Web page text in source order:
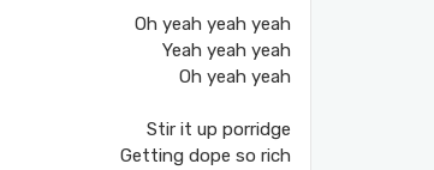
Oh yeah yeah yeah
Yeah yeah yeah
Oh yeah yeah
Stir it up porridge
Getting dope so rich